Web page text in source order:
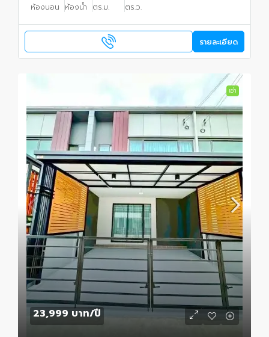
ห้องนอน ห้องน้ำ ตร.ม. ตร.ว.
รายละเอียด
เช่า
23,999 บาท/ปี